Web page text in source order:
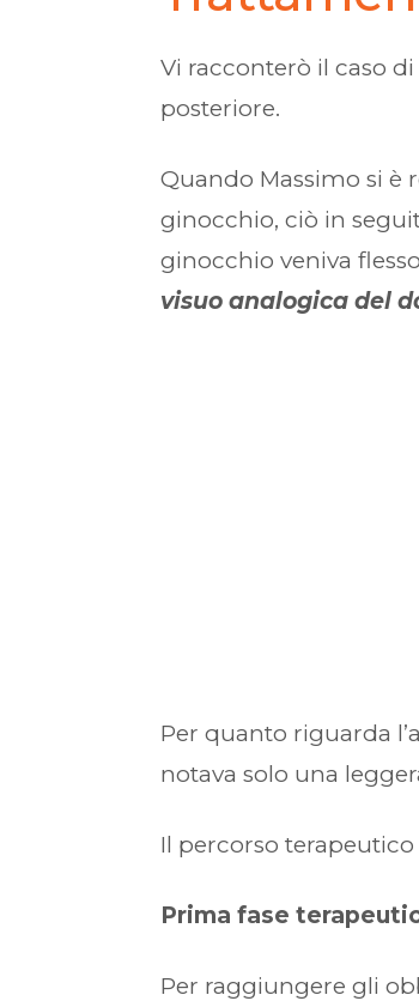
Vi racconterò il caso
posteriore.
Quando Massimo si è
ginocchio, ciò in
ginocchio veniva
visuo analogica del
Per quanto riguarda
notava solo una
Il percorso
Prima fase
Per raggiungere gli